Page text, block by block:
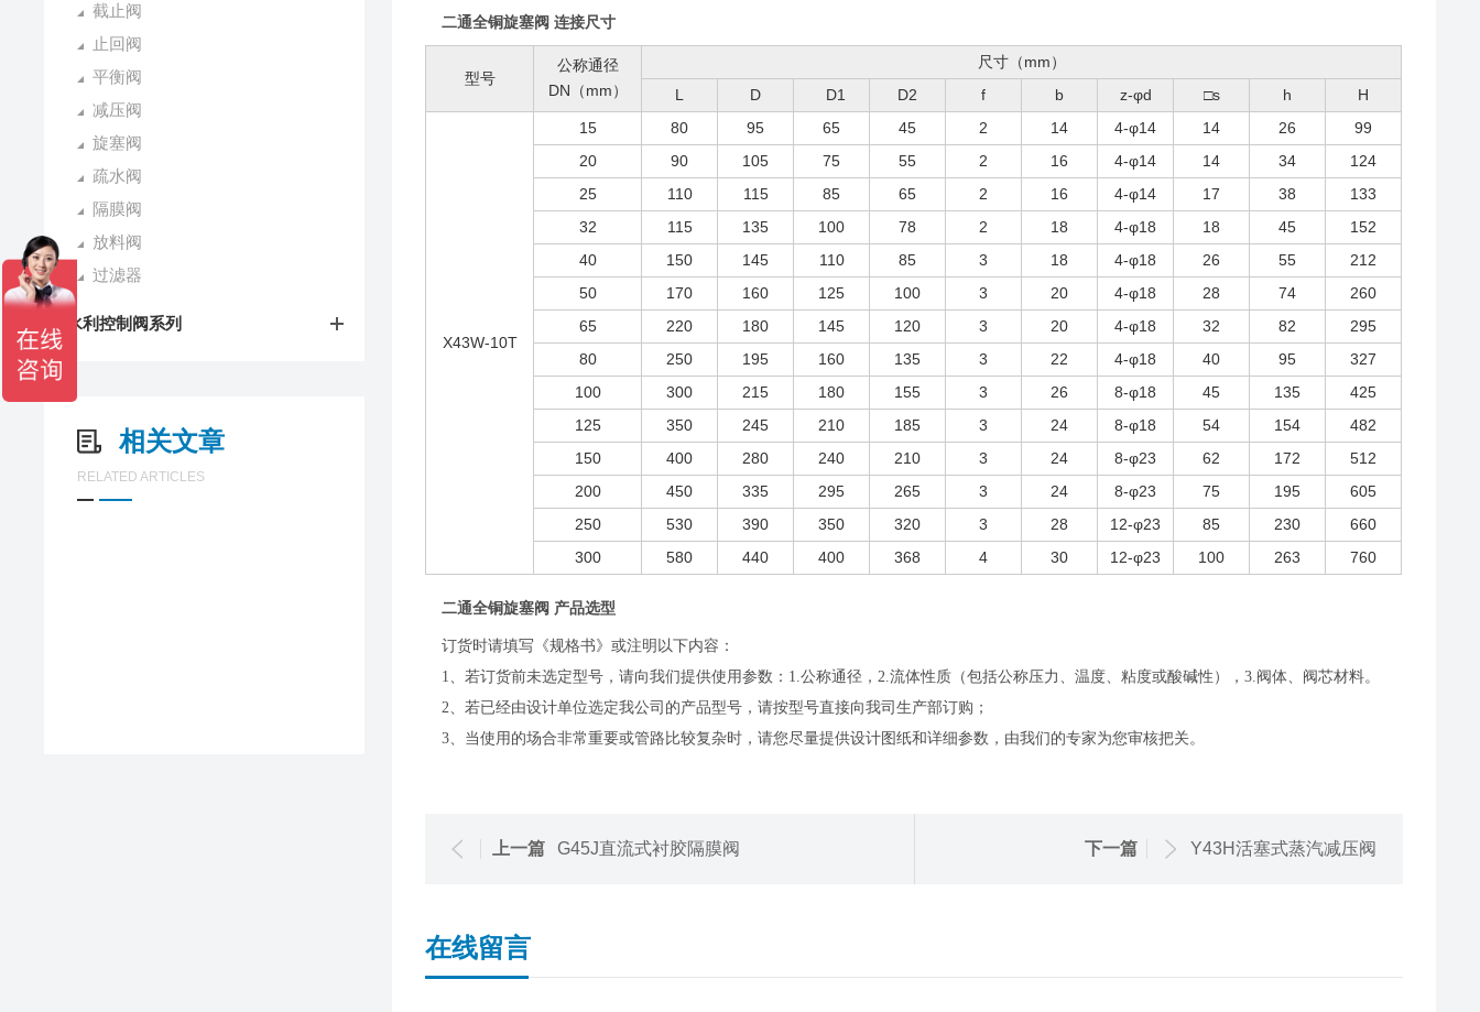
截止阀
止回阀
平衡阀
减压阀
旋塞阀
疏水阀
隔膜阀
放料阀
过滤器
水利控制阀系列
相关文章
RELATED ARTICLES
二通全铜旋塞阀 连接尺寸
型号
公称通径
DN（mm）
尺寸（mm）
L
D D1 D2 f b z-φd □s h H
X43W-10T
15 80 95 65 45 2 14 4-φ14 14 26
99
20
90 105 75 55 2 16 4-φ14 14 34
124
25
110 115 85 65 2 16 4-φ14 17 38
133
32
115 135 100 78 2 18 4-φ18 18 45
152
40
150 145 110 85 3 18 4-φ18 26 55
212
50
170 160 125 100 3 20 4-φ18 28 74
260
65
220 180 145 120 3 20 4-φ18 32 82
295
80
250 195 160 135 3 22 4-φ18 40 95
327
100
300 215 180 155 3 26 8-φ18 45 135
425
125
350 245 210 185 3 24 8-φ18 54 154
482
150
400 280 240 210 3 24 8-φ23 62 172
512
200
450 335 295 265 3 24 8-φ23 75 195
605
250
530 390 350 320 3 28 12-φ23 85 230
660
300
580 440 400 368 4 30 12-φ23 100 263 760
二通全铜旋塞阀 产品选型
订货时请填写《规格书》或注明以下内容：
1、若订货前未选定型号，请向我们提供使用参数：1.公称通径，2.流体性质（包括公称压力、温度、粘度或酸碱性），3.阀体、阀芯材料。
2、若已经由设计单位选定我公司的产品型号，请按型号直接向我司生产部订购；
3、当使用的场合非常重要或管路比较复杂时，请您尽量提供设计图纸和详细参数，由我们的专家为您审核把关。
上一篇 G45J直流式衬胶隔膜阀 下一篇 Y43H活塞式蒸汽减压阀
在线留言